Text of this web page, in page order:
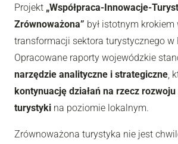
Projekt „Współpraca-Innowacje-
Zrównoważona” był istotnym krokiem
transformacji sektora turystycznego w
Opracowane raporty wojewódzkie
narzędzie analityczne i strategiczne,
kontynuację działań na rzecz
turystyki na poziomie lokalnym.
Zrównoważona turystyka nie jest